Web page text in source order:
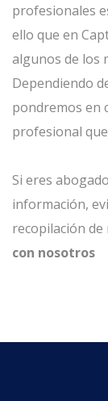
profesionales
ello que en
algunos de los
Dependiendo
pondremos en
profesional
Si eres
información,
recopilación de
con nosotros